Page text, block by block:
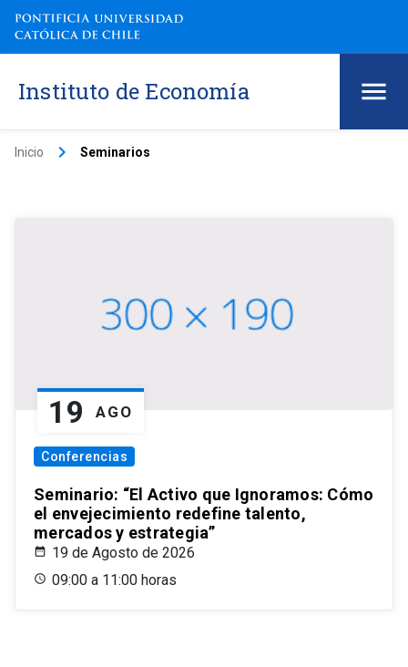
Instituto de Economía
Inicio keyboard_arrow_right Seminarios
19 AGO
Conferencias
Seminario: “El Activo que Ignoramos: Cómo
el envejecimiento redefine talento,
mercados y estrategia”
19 de Agosto de 2026
09:00 a 11:00 horas